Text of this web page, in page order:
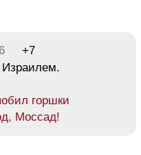
+7
горшки
Моссад!